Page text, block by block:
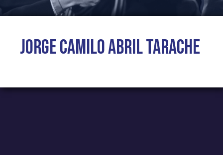
Jorge Camilo Abril Tarache